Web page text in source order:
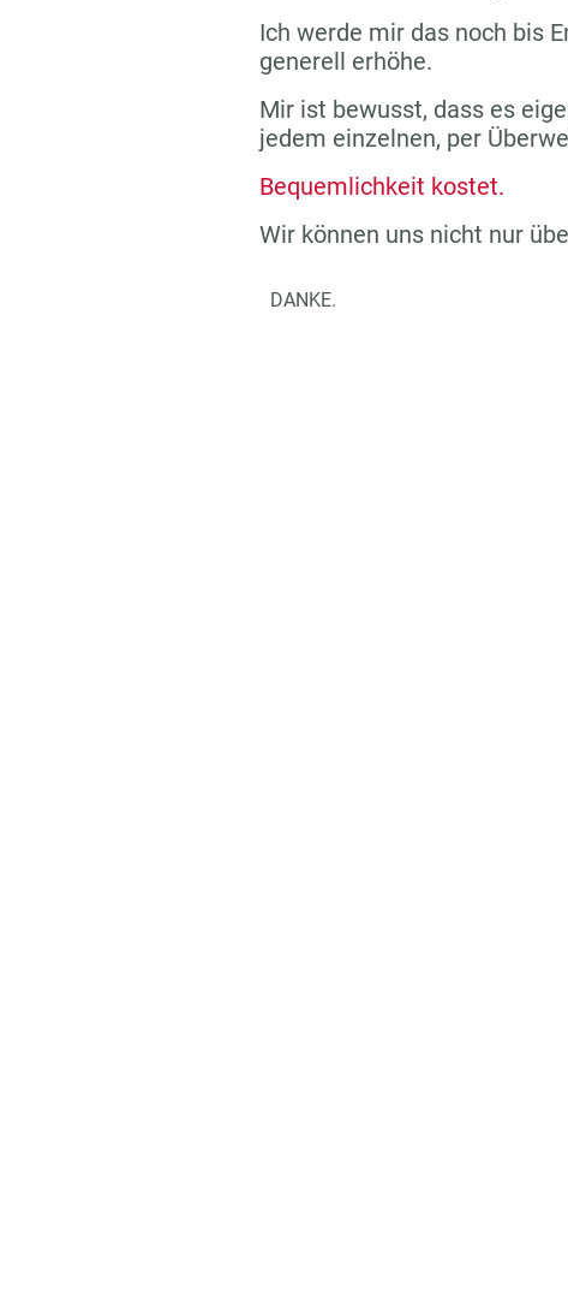
Ich werde mir das noch bis
generell erhöhe.
Mir ist bewusst, dass es
jedem einzelnen, per
Bequemlichkeit kostet.
Wir können uns nicht nur
DANKE.